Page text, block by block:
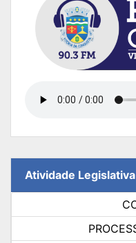
Atividade Legislativa